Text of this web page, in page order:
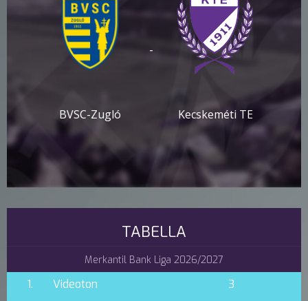
BVSC-Zugló
-
Kecskeméti TE
TABELLA
Merkantil Bank Liga 2026/2027
1. Videoton
3